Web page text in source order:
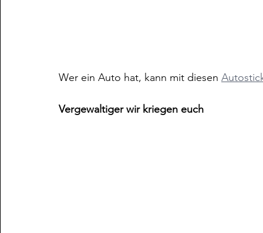
Wer ein Auto hat, kann mit diesen
Vergewaltiger wir kriegen euch